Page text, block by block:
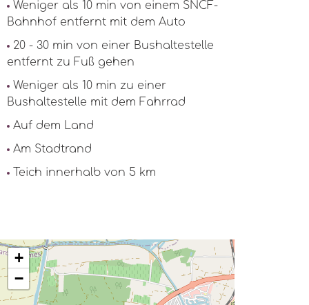
Weniger als 10 min von einem SNCF-
Bahnhof entfernt mit dem Auto
20 - 30 min von einer Bushaltestelle
entfernt zu Fuß gehen
Weniger als 10 min zu einer
Bushaltestelle mit dem Fahrrad
Auf dem Land
Am Stadtrand
Teich innerhalb von 5 km
+
−